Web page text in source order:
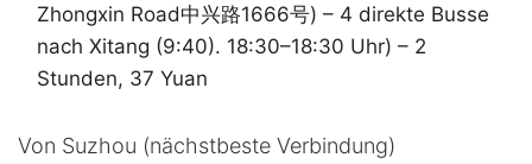
Zhongxin Road中兴路1666号) – 4 direkte Busse
nach Xitang (9:40). 18:30–18:30 Uhr) – 2
Stunden, 37 Yuan
Von Suzhou (nächstbeste Verbindung)